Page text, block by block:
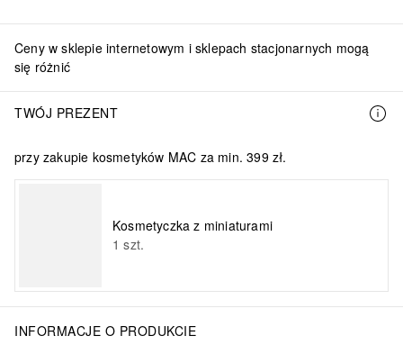
Ceny w sklepie internetowym i sklepach stacjonarnych mogą
się różnić
TWÓJ PREZENT
przy zakupie kosmetyków MAC za min. 399 zł.
Kosmetyczka z miniaturami
1 szt.
INFORMACJE O PRODUKCIE